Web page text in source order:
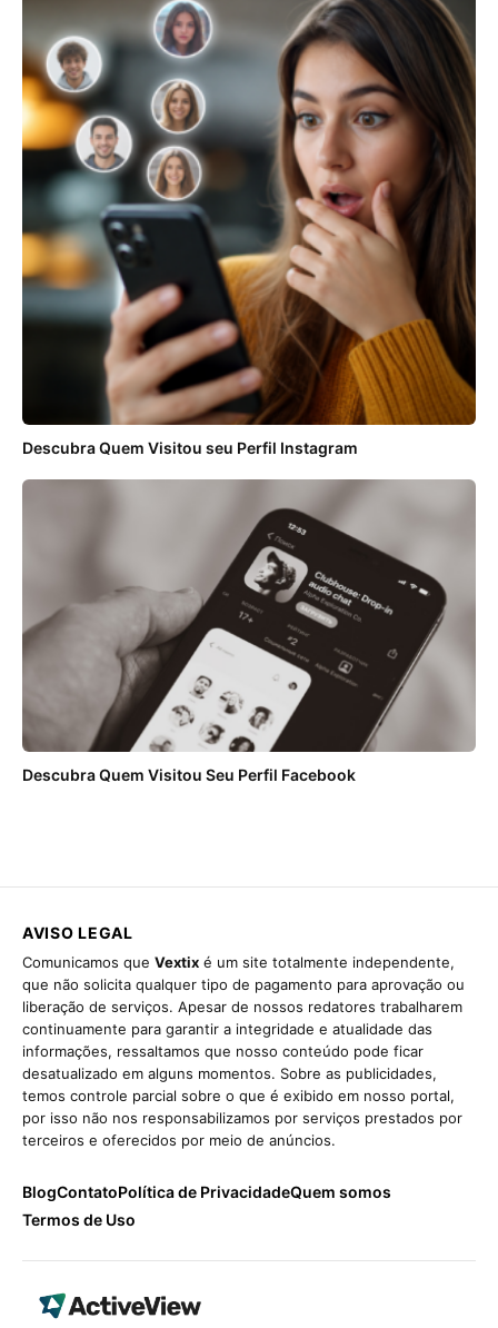
Descubra Quem Visitou seu Perfil Instagram
Descubra Quem Visitou Seu Perfil Facebook
AVISO LEGAL
Comunicamos que Vextix é um site totalmente independente,
que não solicita qualquer tipo de pagamento para aprovação ou
liberação de serviços. Apesar de nossos redatores trabalharem
continuamente para garantir a integridade e atualidade das
informações, ressaltamos que nosso conteúdo pode ficar
desatualizado em alguns momentos. Sobre as publicidades,
temos controle parcial sobre o que é exibido em nosso portal,
por isso não nos responsabilizamos por serviços prestados por
terceiros e oferecidos por meio de anúncios.
BlogContatoPolítica de PrivacidadeQuem somos
Termos de Uso